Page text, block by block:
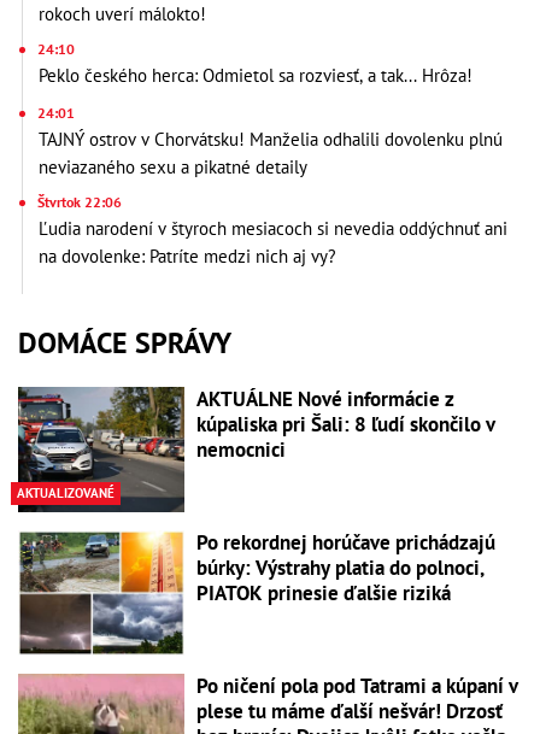
rokoch uverí málokto!
24:10
Peklo českého herca: Odmietol sa rozviesť, a tak... Hrôza!
24:01
TAJNÝ ostrov v Chorvátsku! Manželia odhalili dovolenku plnú
neviazaného sexu a pikatné detaily
Štvrtok 22:06
Ľudia narodení v štyroch mesiacoch si nevedia oddýchnuť ani
na dovolenke: Patríte medzi nich aj vy?
DOMÁCE SPRÁVY
AKTUALIZOVANÉ
AKTUÁLNE Nové informácie z
kúpaliska pri Šali: 8 ľudí skončilo v
nemocnici
Po rekordnej horúčave prichádzajú
búrky: Výstrahy platia do polnoci,
PIATOK prinesie ďalšie riziká
Po ničení pola pod Tatrami a kúpaní v
plese tu máme ďalší nešvár! Drzosť